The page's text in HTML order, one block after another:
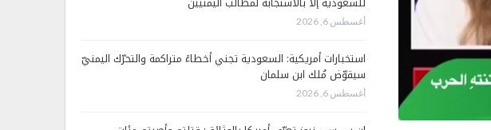
أغسطس 6, 2026
استخبارات أمريكية: السعودية تجني أخطاءً متراكمة والتحرّك اليمنيّ
سيقوّض مُلك ابن سلمان
أغسطس 6, 2026